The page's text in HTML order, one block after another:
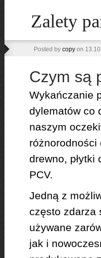
Zalety
Posted by copyon
Czym są
Wykańczanie
dylematów co
naszym
różnorodności
drewno, płytki
PCV.
Jedną z
często zdarza
używane
jak i